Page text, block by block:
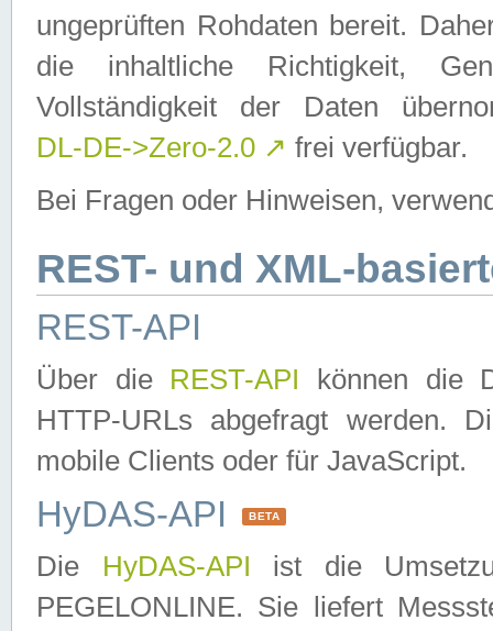
ungeprüften Rohdaten bereit.
die inhaltliche Richtigkeit,
Vollständigkeit der Daten
DL-DE->Zero-2.0 ↗ frei verfügbar.
Bei Fragen oder Hinweisen,
REST- und XML-
REST-API
Über die REST-API können die
HTTP-URLs abgefragt werden.
mobile Clients oder für JavaScript.
HyDAS-API BETA
Die HyDAS-API ist die
PEGELONLINE. Sie liefert